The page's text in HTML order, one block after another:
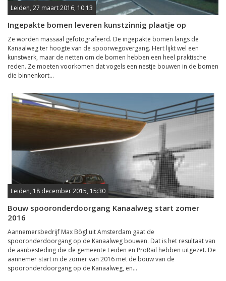
Leiden, 27 maart 2016, 10:13
Ingepakte bomen leveren kunstzinnig plaatje op
Ze worden massaal gefotografeerd. De ingepakte bomen langs de
Kanaalweg ter hoogte van de spoorwegovergang. Hert lijkt wel een
kunstwerk, maar de netten om de bomen hebben een heel praktische
reden. Ze moeten voorkomen dat vogels een nestje bouwen in de bomen
die binnenkort...
Leiden, 18 december 2015, 15:30
Bouw spooronderdoorgang Kanaalweg start zomer
2016
Aannemersbedrijf Max Bögl uit Amsterdam gaat de
spooronderdoorgang op de Kanaalweg bouwen. Dat is het resultaat van
de aanbesteding die de gemeente Leiden en ProRail hebben uitgezet. De
aannemer start in de zomer van 2016 met de bouw van de
spooronderdoorgang op de Kanaalweg, en...